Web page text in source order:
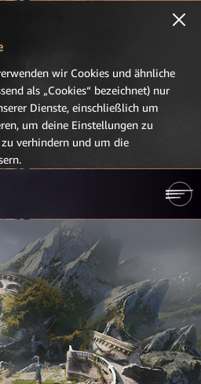
wir Cookies und ähnliche
als „Cookies“ bezeichnet) nur
Dienste, einschließlich um
um deine Einstellungen zu
verhindern und um die